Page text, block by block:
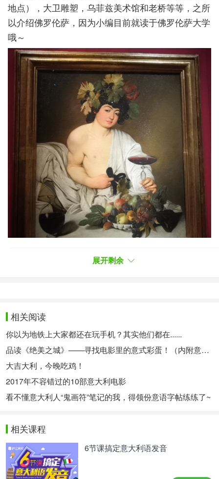
地点），大卫雕塑，乌菲兹美术馆和老桥等等，之所
以介绍佛罗伦萨，因为小编目前就读于佛罗伦萨大学
哦～
展开剩余
相关阅读
你以为地铁上大家都还在玩手机？其实他们都在......
品读《绝美之城》——寻找电影里的意式彩蛋！（内附意语中字资源~）
大吉大利，今晚吃鸡！
2017年不容错过的10部意大利电影
看不懂意大利人“鬼画符”笔记的我，得领份意语字帖练练了~
相关课程
6节课搞定意大利语发音